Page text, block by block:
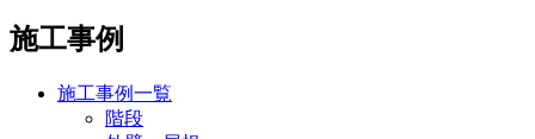
施工事例
施工事例一覧
階段